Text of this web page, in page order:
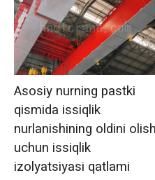
Asosiy nurning pastki
qismida issiqlik
nurlanishining oldini olish
uchun issiqlik
izolyatsiyasi qatlami